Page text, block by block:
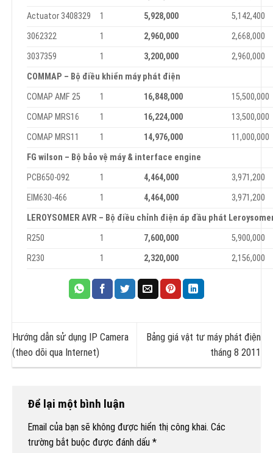
Actuator 3408329
1 5,928,000
5,142,400
3062322
1 2,960,000
2,668,000
3037359
1 3,200,000
2,960,000
CO MMAP – Bộ điều khiển máy phát điện
COMAP AMF 25
1 16,848,000
15,500,000
COMAP MRS16
1 16,224,000
13,500,000
COMAP MRS11
1 14,976,000
11,000,000
FG wilson – Bộ bảo vệ máy & interface engine
PCB650-092
1 4,464,000
3,971,200
EIM630-466
1 4,464,000
3,971,200
LEROYSOMER AVR – Bộ điều chỉnh điện áp đầu phát
R250
1 7,600,000
5,900,000
R230
1 2,320,000 2,156,000
Hướng dẫn sử dụng IP Camera
(theo dõi qua Internet)
Bảng giá vật tư máy phát điện
tháng 8 2011
Để lại một bình luận
Email của bạn sẽ không được hiển thị công khai. Các
trường bắt buộc được đánh dấu *